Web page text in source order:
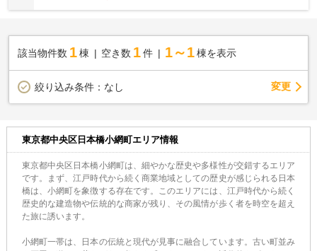
該当物件数 1棟 空き数 1 件 1～1 棟を表示
絞り込み条件： なし 変更
東京都中央区日本橋小網町エリア情報
東京都中央区日本橋小網町は、細やかな歴史や多様性が交錯するエリア
です。まず、江戸時代から続く商業地域としての歴史が感じられる日本
橋は、小網町を象徴する存在です。このエリアには、江戸時代から続く
歴史的な建造物や伝統的な商家が残り、その風情が歩く者を時空を超え
た旅に誘います。
小網町一帯は、日本の伝統と現代が見事に融合しています。古い町並み